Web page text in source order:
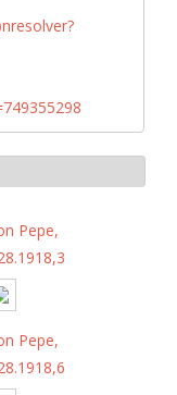
Pepe,
Pepe,